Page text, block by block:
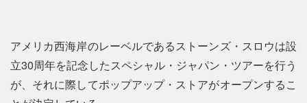
アメリカ西海岸のレーベルであるストーンズ・スロウは設
立30周年を記念したスペシャル・ジャパン・ツアーを行う
が、それに際してポップアップ・ストアがオープンするこ